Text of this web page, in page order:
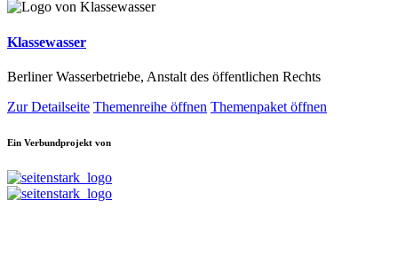
Klassewasser
Berliner Wasserbetriebe, Anstalt des öffentlichen Rechts
Zur Detailseite Themenreihe öffnen Themenpaket öffnen
Ein Verbundprojekt von